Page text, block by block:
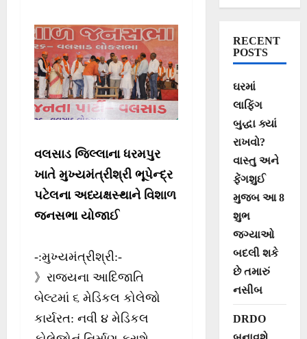
કલ્યાણના ૯ વર્ષ
વલસાડ જિલ્લાના ધરમપુર
ખાતે મુખ્યમંત્રીશ્રી ભૂપેન્દ્ર
પટેલના અધ્યક્ષસ્થાને વિશાળ
જનસભા યોજાઈ
-:મુખ્યમંત્રીશ્રી:-
》રાજ્યના આદિજાતિ
બેલ્ટમાં ૬ મેડિકલ કોલેજો
કાર્યરત: નવી ૪ મેડિકલ
RECENT
POSTS
ઘરમાં
લાફિંગ
બુદ્ધા ક્યાં
રાખવો?
વાસ્તુ અને
ફેંગશુઈ
મુજબ આ 8
શુભ
જગ્યાઓ
બદલી શકે
છે તમારું
નસીબ
DRDO